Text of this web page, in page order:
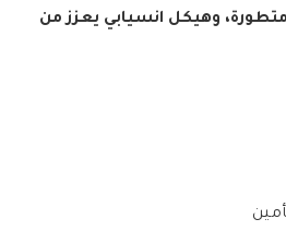
أمامية مميزة، وأنوار LED متطورة، وهيكل انسيابي يعزز من